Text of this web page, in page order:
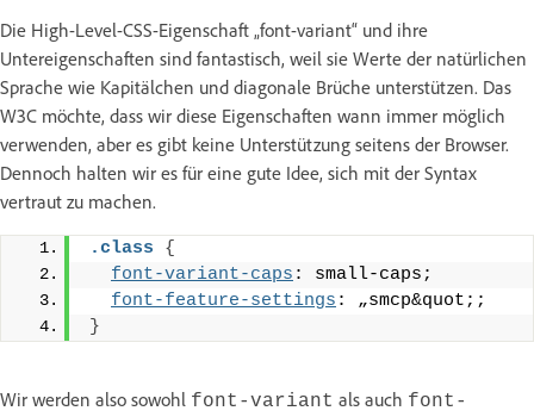
Die High-Level-CSS-Eigenschaft „font-variant“ und ihre
Untereigenschaften sind fantastisch, weil sie Werte der natürlichen
Sprache wie Kapitälchen und diagonale Brüche unterstützen. Das
W3C möchte, dass wir diese Eigenschaften wann immer möglich
verwenden, aber es gibt keine Unterstützung seitens der Browser.
Dennoch halten wir es für eine gute Idee, sich mit der Syntax
vertraut zu machen.
.class
{
font-variant-caps : small-caps;
font-feature-settings : „smcp&quot;;
}
Wir werden also sowohl font-variant als auch font-